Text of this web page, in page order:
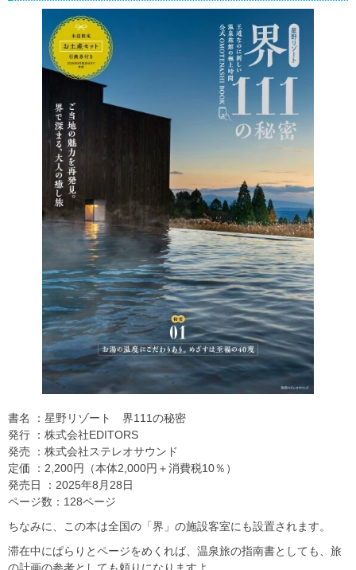
書名 ：星野リゾート 界111の秘密
発行 ：株式会社EDITORS
発売 ：株式会社ステレオサウンド
定価 ：2,200円（本体2,000円＋消費税10％）
発売日 ：2025年8月28日
ページ数：128ページ
ちなみに、この本は全国の「界」の施設客室にも設置されます。
滞在中にぱらりとページをめくれば、温泉旅の指南書としても、旅